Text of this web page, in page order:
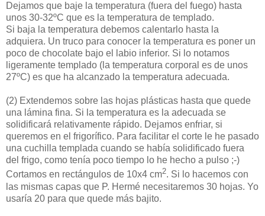
Dejamos que baje la temperatura (fuera del fuego) hasta
unos 30-32ºC que es la temperatura de templado.
Si baja la temperatura debemos calentarlo hasta la
adquiera. Un truco para conocer la temperatura es poner un
poco de chocolate bajo el labio inferior. Si lo notamos
ligeramente templado (la temperatura corporal es de unos
27ºC) es que ha alcanzado la temperatura adecuada.
(2) Extendemos sobre las hojas plásticas hasta que quede
una lámina fina. Si la temperatura es la adecuada se
solidificará relativamente rápido. Dejamos enfriar, si
queremos en el frigorífico. Para facilitar el corte le he pasado
una cuchilla templada cuando se había solidificado fuera
del frigo, como tenía poco tiempo lo he hecho a pulso ;-)
Cortamos en rectángulos de 10x4 cm2. Si lo hacemos con
las mismas capas que P. Hermé necesitaremos 30 hojas. Yo
usaría 20 para que quede más bajito.